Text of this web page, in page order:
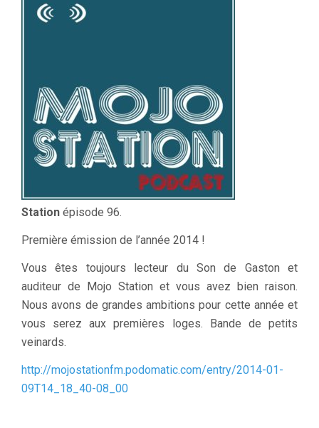
Station épisode 96.
Première émission de l’année 2014 !
Vous êtes toujours lecteur du Son de Gaston et
auditeur de Mojo Station et vous avez bien raison.
Nous avons de grandes ambitions pour cette année et
vous serez aux premières loges. Bande de petits
veinards.
http://mojostationfm.podomatic.com/entry/2014-01-
09T14_18_40-08_00